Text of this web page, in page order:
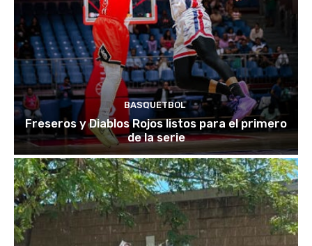
BASQUETBOL
Freseros y Diablos Rojos listos para el primero
de la serie